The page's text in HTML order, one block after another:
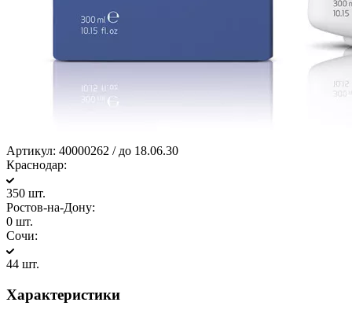
Артикул: 40000262 / до 18.06.30
Краснодар:
350 шт.
Ростов-на-Дону:
0 шт.
Сочи:
44 шт.
Характеристики